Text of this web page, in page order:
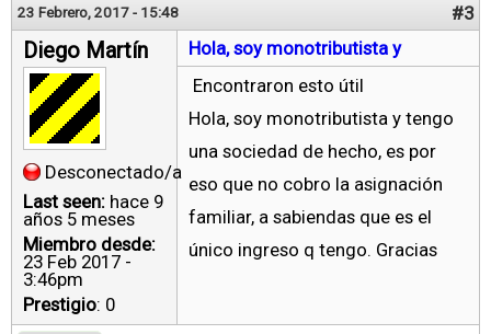
23 Febrero, 2017 - 15:48 #3
Diego Martín
Desconectado/a
Last seen: hace 9
años 5 meses
Miembro desde:
23 Feb 2017 -
3:46pm
Prestigio: 0
Hola, soy monotributista y
Encontraron esto útil
Hola, soy monotributista y tengo
una sociedad de hecho, es por
eso que no cobro la asignación
familiar, a sabiendas que es el
único ingreso q tengo. Gracias